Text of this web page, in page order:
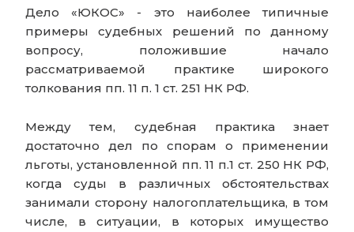
Дело «ЮКОС» - это наиболее типичные
примеры судебных решений по данному
вопросу, положившие начало
рассматриваемой практике широкого
толкования пп. 11 п. 1 ст. 251 НК РФ.
Между тем, судебная практика знает
достаточно дел по спорам о применении
льготы, установленной пп. 11 п.1 ст. 250 НК РФ,
когда суды в различных обстоятельствах
занимали сторону налогоплательщика, в том
числе, в ситуации, в которых имущество